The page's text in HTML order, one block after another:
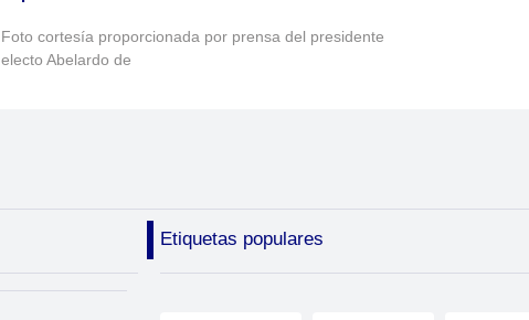
Foto cortesía proporcionada por prensa del presidente
electo Abelardo de
Etiquetas populares